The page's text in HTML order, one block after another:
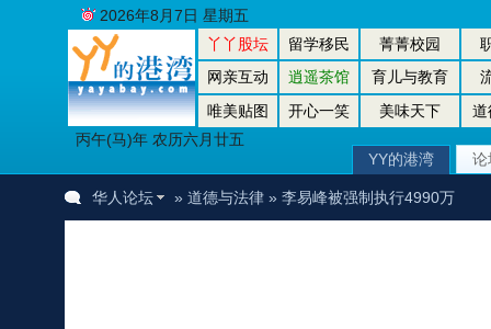
丫丫股坛 留学移民 菁菁校园
网亲互动
逍遥茶馆 育儿与教育
唯美贴图
开心一笑 美味天下
道
丙午(马)年 农历六月廿五
2026年8月7日 星期五
YY的港湾 论
华人论坛 » 道德与法律» 李易峰被强制执行4990万